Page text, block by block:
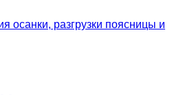
осанки, разгрузки поясницы и